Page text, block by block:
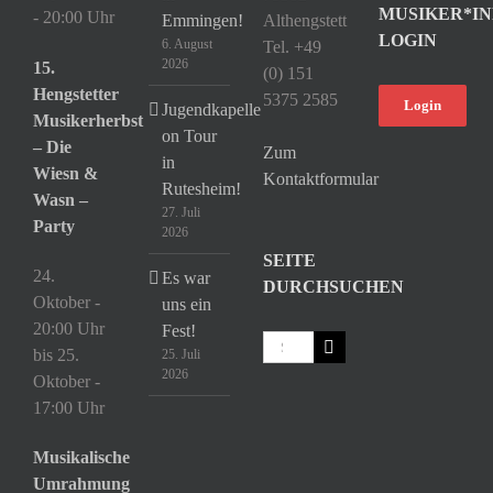
- 20:00 Uhr
15.
Hengstetter
Musikerherbst
– Die
Wiesn &
Wasn –
Party
24.
Oktober -
20:00 Uhr
bis 25.
Oktober -
17:00 Uhr
Musikalische
Umrahmung
Emmingen!
6. August
2026
Jugendkapelle
on Tour
in
Rutesheim!
27. Juli
2026
Es war
uns ein
Fest!
25. Juli
2026
Althengstett
Tel. +49
(0) 151
5375 2585
Zum
Kontaktformular
SEITE
DURCHSUCHEN
Suche
nach:
LOGIN
Login